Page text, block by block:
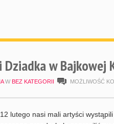
Dziadka w Bajkowej
W BEZ KATEGORII MOŻLIWOŚĆ
12 lutego nasi mali artyści